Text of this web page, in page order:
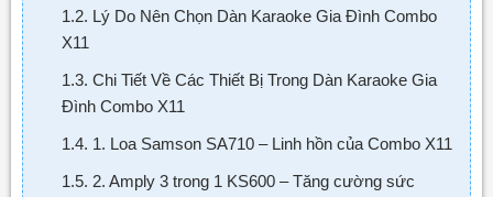
1.2. Lý Do Nên Chọn Dàn Karaoke Gia Đình Combo
X11
1.3. Chi Tiết Về Các Thiết Bị Trong Dàn Karaoke Gia
Đình Combo X11
1.4. 1. Loa Samson SA710 – Linh hồn của Combo X11
1.5. 2. Amply 3 trong 1 KS600 – Tăng cường sức